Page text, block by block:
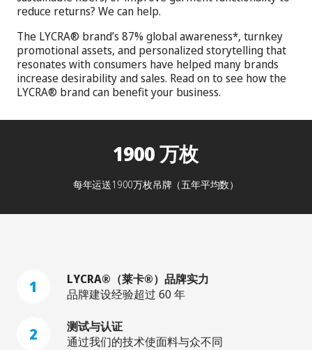
reduce returns? We can help.
The LYCRA® brand’s 87% global awareness*, turnkey
promotional assets, and personalized storytelling that
resonates with consumers have helped many brands
increase desirability and sales. Read on to see how the
LYCRA® brand can benefit your business.
1900 万枚
每年运送1900万枚吊牌（五年平均数）
1
LYCRA®（莱卡®）品牌实力
品牌建设经验超过 60 年
2
测试与认证
通过我们的技术使面料与众不同